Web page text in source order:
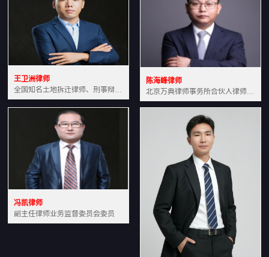
王卫洲律师
全国知名土地拆迁律师、刑事辩护律师北京万典律师事务所主任中国法学会会员北京市行政法研究会理事
陈海峰律师
北京万典律师事务所合伙人律师土地房产专业资深律师
冯凯律师
副主任律师业务监督委员会委员